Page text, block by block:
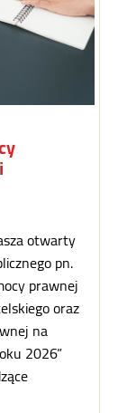
otwarty
pn.
prawnej
oraz
na
2026”